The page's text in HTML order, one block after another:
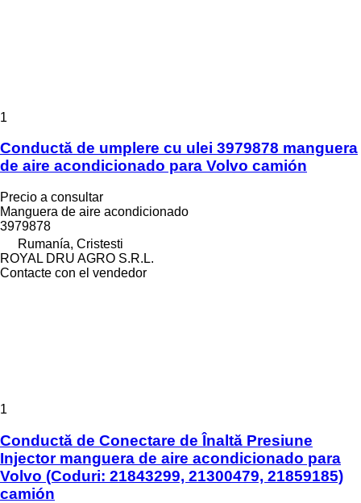
1
Conductă de umplere cu ulei 3979878 manguera
de aire acondicionado para Volvo camión
Precio a consultar
Manguera de aire acondicionado
3979878
Rumanía, Cristesti
ROYAL DRU AGRO S.R.L.
Contacte con el vendedor
1
Conductă de Conectare de Înaltă Presiune
Injector manguera de aire acondicionado para
Volvo (Coduri: 21843299, 21300479, 21859185)
camión